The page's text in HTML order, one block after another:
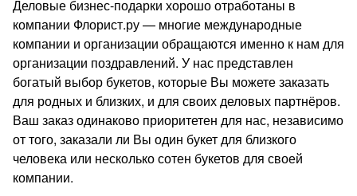
Деловые бизнес-подарки хорошо отработаны в
компании Флорист.ру — многие международные
компании и организации обращаются именно к нам для
организации поздравлений. У нас представлен
богатый выбор букетов, которые Вы можете заказать
для родных и близких, и для своих деловых партнёров.
Ваш заказ одинаково приоритетен для нас, независимо
от того, заказали ли Вы один букет для близкого
человека или несколько сотен букетов для своей
компании.